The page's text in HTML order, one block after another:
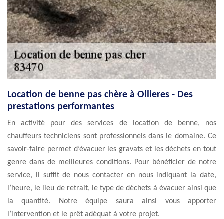
Location de benne pas chère à Ollieres - Des
prestations performantes
En activité pour des services de location de benne, nos
chauffeurs techniciens sont professionnels dans le domaine. Ce
savoir-faire permet d’évacuer les gravats et les déchets en tout
genre dans de meilleures conditions. Pour bénéficier de notre
service, il suffit de nous contacter en nous indiquant la date,
l’heure, le lieu de retrait, le type de déchets à évacuer ainsi que
la quantité. Notre équipe saura ainsi vous apporter
l’intervention et le prêt adéquat à votre projet.